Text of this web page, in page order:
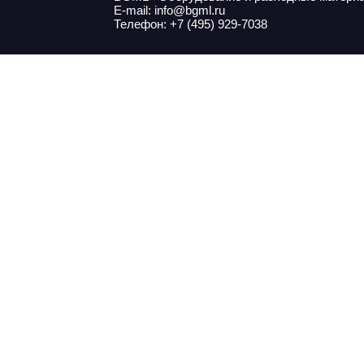
E-mail: info@bgml.ru
Телефон: +7 (495) 929-7038